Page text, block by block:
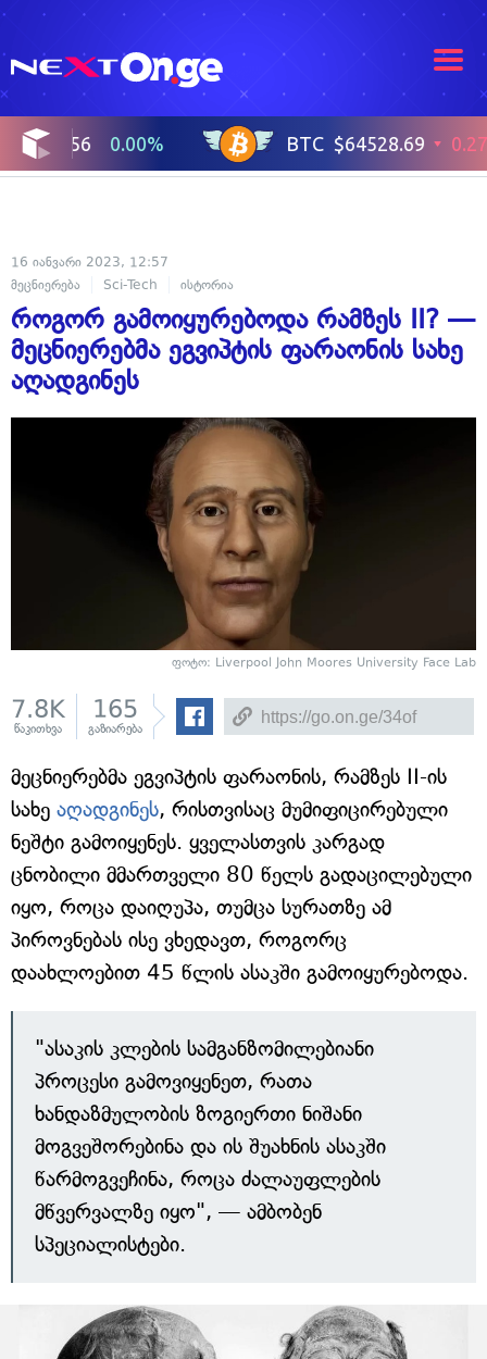
16 იანვარი 2023, 12:57
მეცნიერება
Sci-Tech ისტორია
როგორ გამოიყურებოდა რამზეს II? —
მეცნიერებმა ეგვიპტის ფარაონის სახე
აღადგინეს
ფოტო: Liverpool John Moores University Face Lab
7.8K
წაკითხვა
165
გაზიარება
მეცნიერებმა ეგვიპტის ფარაონის, რამზეს II-ის
სახე აღადგინეს, რისთვისაც მუმიფიცირებული
ნეშტი გამოიყენეს. ყველასთვის კარგად
ცნობილი მმართველი 80 წელს გადაცილებული
იყო, როცა დაიღუპა, თუმცა სურათზე ამ
პიროვნებას ისე ვხედავთ, როგორც
დაახლოებით 45 წლის ასაკში გამოიყურებოდა.
"ასაკის კლების სამგანზომილებიანი
პროცესი გამოვიყენეთ, რათა
ხანდაზმულობის ზოგიერთი ნიშანი
მოგვეშორებინა და ის შუახნის ასაკში
წარმოგვეჩინა, როცა ძალაუფლების
მწვერვალზე იყო", — ამბობენ
სპეციალისტები.